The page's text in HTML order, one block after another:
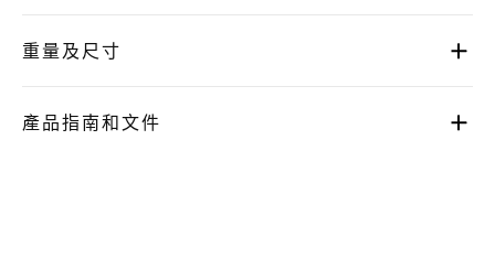
重量及尺寸
產品指南和文件